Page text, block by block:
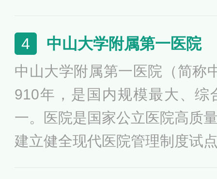
外。协和医院是最早承担高干
医院之一，也是高等医学教育
国家级示范基地，临床医学研
核心基地。在复旦大学医院管
医院排行榜”中连续多年名列榜
4 中山大学附属第一医院
中山大学附属第一医院（简称
910年，是国内规模最大、综
一。医院是国家公立医院高质
建立健全现代医院管理制度试